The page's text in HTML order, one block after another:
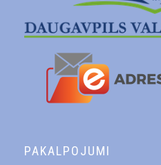
PAKALPOJUMI